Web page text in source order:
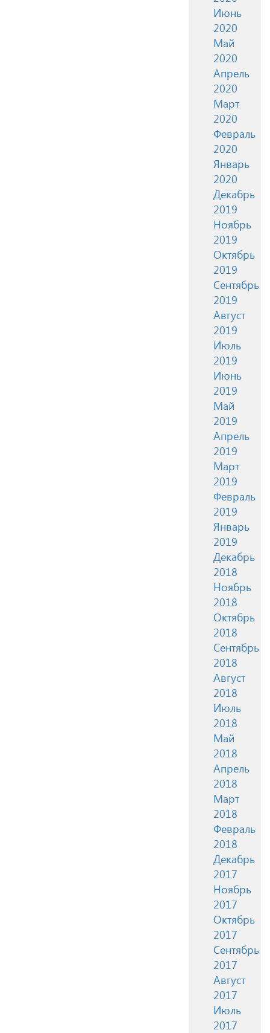
Июнь
2020
Май
2020
Апрель
2020
Март
2020
Февраль
2020
Январь
2020
Декабрь
2019
Ноябрь
2019
Октябрь
2019
Сентябрь
2019
Август
2019
Июль
2019
Июнь
2019
Май
2019
Апрель
2019
Март
2019
Февраль
2019
Январь
2019
Декабрь
2018
Ноябрь
2018
Октябрь
2018
Сентябрь
2018
Август
2018
Июль
2018
Май
2018
Апрель
2018
Март
2018
Февраль
2018
Декабрь
2017
Ноябрь
2017
Октябрь
2017
Сентябрь
2017
Август
2017
Июль
2017